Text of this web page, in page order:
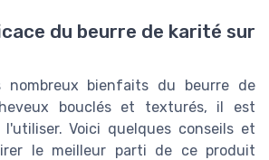
du beurre de karité sur
nombreux bienfaits du beurre de
bouclés et texturés, il est
Voici quelques conseils et
le meilleur parti de ce produit